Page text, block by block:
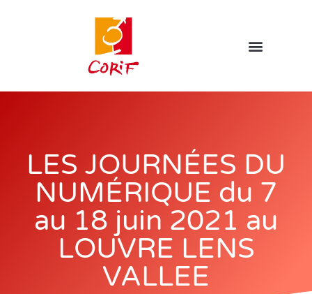
LES JOURNÉES DU
NUMÉRIQUE du 7
au 18 juin 2021 au
LOUVRE LENS
VALLEE